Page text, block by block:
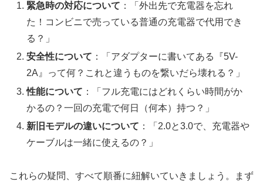
緊急時の対応について ：「外出先で充電器を忘れ
た！コンビニで売っている普通の充電器で代用でき
る？」
安全性について ：「アダプターに書いてある『5V-
2A』って何？これと違うものを繋いだら壊れる？」
性能について ：「フル充電にはどれくらい時間がか
かるの？一回の充電で何日（何本）持つ？」
新旧モデルの違いについて ：「2.0と3.0で、充電器や
ケーブルは一緒に使えるの？」
これらの疑問、すべて順番に紐解いていきましょう。まず